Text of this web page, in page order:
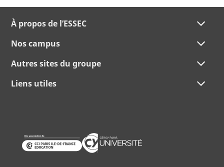
À propos de l’ESSEC
Nos campus
Autres sites du groupe
Liens utiles